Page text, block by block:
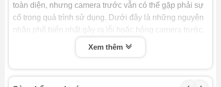
toàn diện, nhưng camera trước vẫn có thể gặp phải sự
cố trong quá trình sử dụng. Dưới đây là những nguyên
nhân phổ biến nhất gây ra lỗi hoặc hỏng camera trước,
buộc bạn phải thay camera trước iPad Gen 6 hoặc sửa
Xem thêm